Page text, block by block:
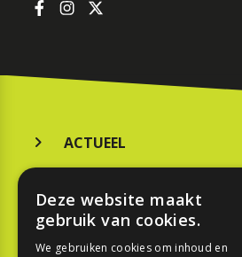
ACTUEEL
KOOPGIDS
TESTEN
Deze website maakt
gebruik van cookies.
We gebruiken cookies om inhoud en